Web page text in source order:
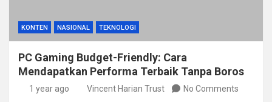
KONTEN NASIONAL TEKNOLOGI
PC Gaming Budget-Friendly: Cara
Mendapatkan Performa Terbaik Tanpa Boros
1 year ago Vincent Harian Trust No Comments